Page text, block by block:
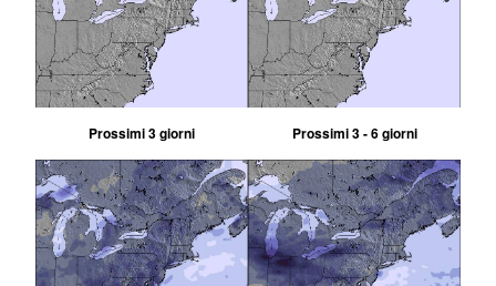
Prossimi 3 giorni Prossimi 3 - 6 giorni